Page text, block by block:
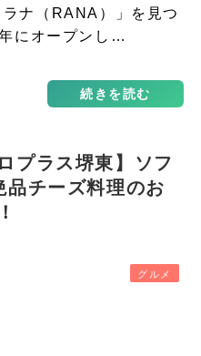
ラナ（RANA）」を見つ
にオープンし…
続きを読む
プラス堺東】ソフ
品チーズ料理のお
グルメ